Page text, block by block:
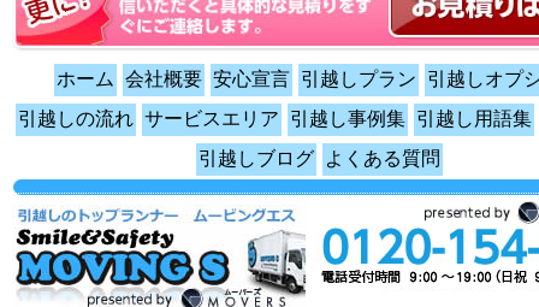
ホーム 会社概要 安心宣言 引越しプラン
引越しオプ
引越しの流れ サービスエリア 引越し事例集 引越し用語集
引越しブログ
よくある質問